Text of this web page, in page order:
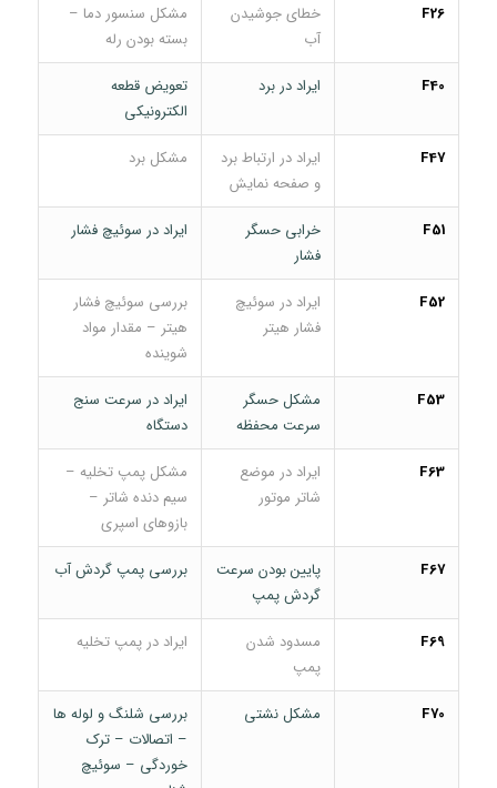
F26
خطای جوشیدن
آب
مشکل سنسور دما –
بسته بودن رله
F40
ایراد در برد
تعویض قطعه
الکترونیکی
F47
ایراد در ارتباط برد
و صفحه نمایش
مشکل برد
F51
خرابی حسگر
فشار
ایراد در سوئیچ فشار
F52
ایراد در سوئیچ
فشار هیتر
بررسی سوئیچ فشار
هیتر – مقدار مواد
شوینده
F53
مشکل حسگر
سرعت محفظه
ایراد در سرعت سنج
دستگاه
F63
ایراد در موضع
شاتر موتور
مشکل پمپ تخلیه –
سیم دنده شاتر –
بازوهای اسپری
F67
پایین بودن سرعت
گردش پمپ
بررسی پمپ گردش آب
F69
مسدود شدن
پمپ
ایراد در پمپ تخلیه
F70 مشکل نشتی
بررسی شلنگ و لوله ها
– اتصالات – ترک
خوردگی – سوئیچ